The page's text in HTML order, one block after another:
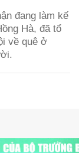
đang làm kế
Hà, đã tổ
về quê ở